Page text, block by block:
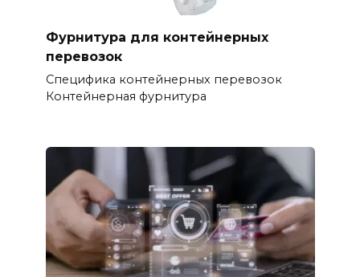
Фурнитура для контейнерных
перевозок
Специфика контейнерных перевозок
Контейнерная фурнитура